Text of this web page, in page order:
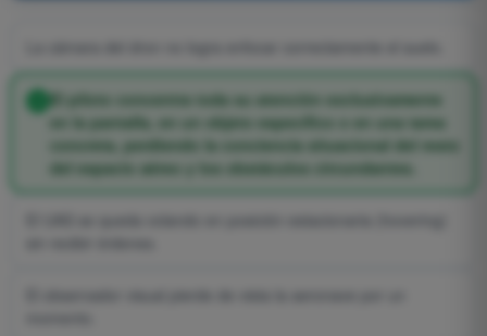
El piloto concentra toda su atención exclusivamente
en la pantalla, en un objeto específico o en una tarea
concreta, perdiendo la conciencia situacional del resto
del espacio aéreo y los obstáculos circundantes.